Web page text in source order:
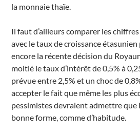
la monnaie thaïe.
Il faut d’ailleurs comparer les
avec le taux de croissance
encore la récente décision du
moitié le taux d’intérêt de 0,5% à
prévue entre 2,5% et un choc de
accepter le fait que même les plus
pessimistes devraient admettre que
bonne forme, comme d’habitude.